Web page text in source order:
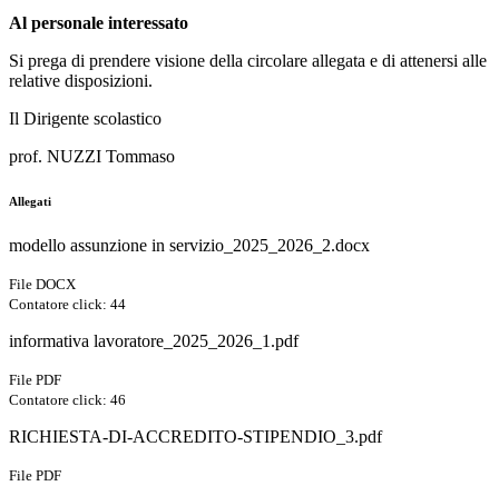
Al personale interessato
Si prega di prendere visione della circolare allegata e di attenersi alle
relative disposizioni.
Il Dirigente scolastico
prof. NUZZI Tommaso
Allegati
modello assunzione in servizio_2025_2026_2.docx
File DOCX
Contatore click: 44
informativa lavoratore_2025_2026_1.pdf
File PDF
Contatore click: 46
RICHIESTA-DI-ACCREDITO-STIPENDIO_3.pdf
File PDF